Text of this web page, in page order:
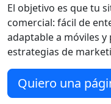
El objetivo es que tu
comercial: fácil de
adaptable a móviles
estrategias de
Quiero una